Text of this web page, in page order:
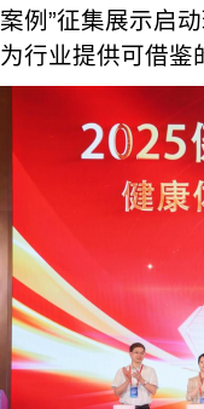
案例”征集展示启
为行业提供可借鉴